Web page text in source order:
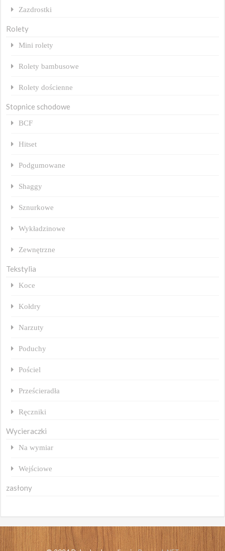
Zazdrostki
Rolety
Mini rolety
Rolety bambusowe
Rolety dościenne
Stopnice schodowe
BCF
Hitset
Podgumowane
Shaggy
Sznurkowe
Wykładzinowe
Zewnętrzne
Tekstylia
Koce
Kołdry
Narzuty
Poduchy
Pościel
Prześcieradła
Ręczniki
Wycieraczki
Na wymiar
Wejściowe
zasłony